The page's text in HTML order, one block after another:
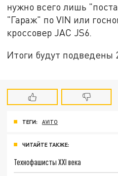
нужно всего лишь
"Гараж" по VIN или
кроссовер JAC JS6.
Итоги будут подведены
ТЕГИ: AVITO
ЧИТАЙТЕ ТАКЖЕ:
Технофашисты XXI века